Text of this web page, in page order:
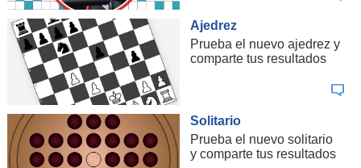
Ajedrez
Prueba el nuevo ajedrez y
comparte tus resultados
Solitario
Prueba el nuevo solitario
y comparte tus resultados